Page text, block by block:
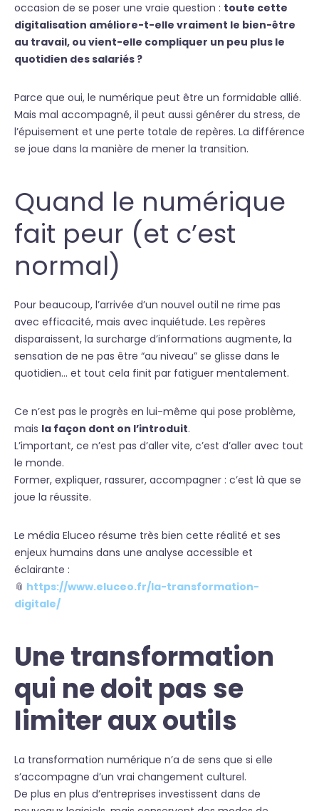
occasion de se poser une vraie question : toute cette
digitalisation améliore-t-elle vraiment le bien-être
au travail, ou vient-elle compliquer un peu plus le
quotidien des salariés ?
Parce que oui, le numérique peut être un formidable allié.
Mais mal accompagné, il peut aussi générer du stress, de
l’épuisement et une perte totale de repères. La différence
se joue dans la manière de mener la transition.
Quand le numérique
fait peur (et c’est
normal)
Pour beaucoup, l’arrivée d’un nouvel outil ne rime pas
avec efficacité, mais avec inquiétude. Les repères
disparaissent, la surcharge d’informations augmente, la
sensation de ne pas être “au niveau” se glisse dans le
quotidien… et tout cela finit par fatiguer mentalement.
Ce n’est pas le progrès en lui-même qui pose problème,
mais la façon dont on l’introduit.
L’important, ce n’est pas d’aller vite, c’est d’aller avec tout
le monde.
Former, expliquer, rassurer, accompagner : c’est là que se
joue la réussite.
Le média Eluceo résume très bien cette réalité et ses
enjeux humains dans une analyse accessible et
éclairante :
📎 https://www.eluceo.fr/la-transformation-
digitale/
Une transformation
qui ne doit pas se
limiter aux outils
La transformation numérique n’a de sens que si elle
s’accompagne d’un vrai changement culturel.
De plus en plus d’entreprises investissent dans de